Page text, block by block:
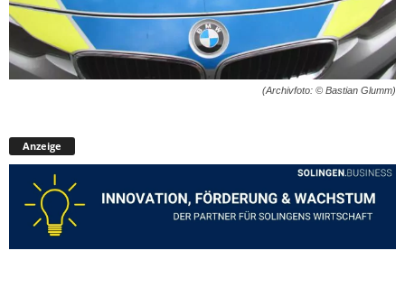
(Archivfoto: © Bastian Glumm)
Anzeige